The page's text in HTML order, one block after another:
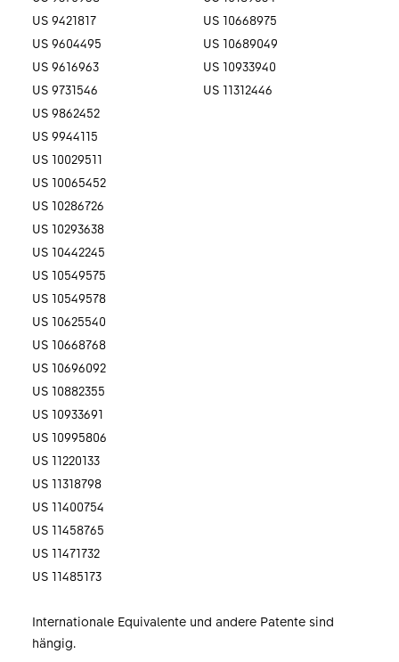
US 9421817
US 9604495
US 9616963
US 9731546
US 9862452
US 9944115
US 10029511
US 10065452
US 10286726
US 10293638
US 10442245
US 10549575
US 10549578
US 10625540
US 10668768
US 10696092
US 10882355
US 10933691
US 10995806
US 11220133
US 11318798
US 11400754
US 11458765
US 11471732
​​​​​​​US 11485173
US 10668975
US 10689049
US 10933940
US 11312446
Internationale Equivalente und andere Patente sind
hängig.